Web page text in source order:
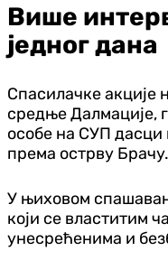
Више
једног дана
Спасилачке акције
средње Далмације,
особе на СУП
према острву Брачу.
У њиховом
који се властитим
унесрећенима и